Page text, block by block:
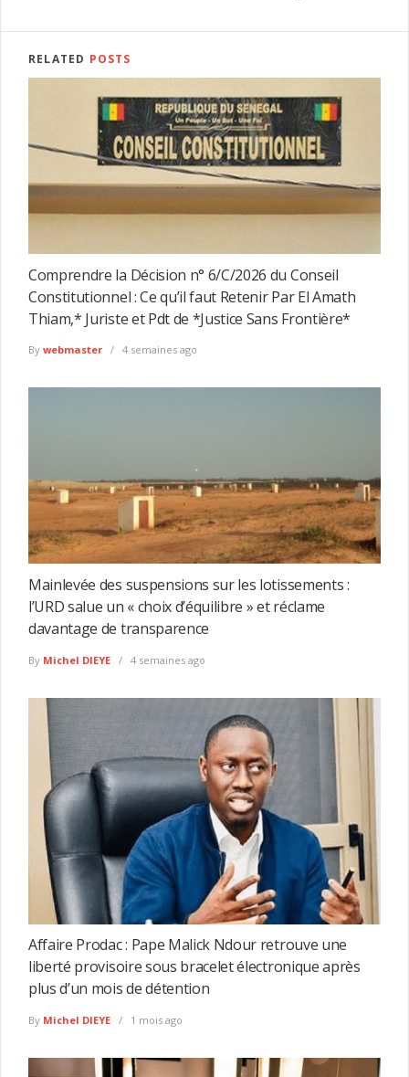
RELATED POSTS
Comprendre la Décision n° 6/C/2026 du Conseil
Constitutionnel : Ce qu’il faut Retenir Par El Amath
Thiam,* Juriste et Pdt de *Justice Sans Frontière*
By webmaster 4 semaines ago
Mainlevée des suspensions sur les lotissements :
l’URD salue un « choix d’équilibre » et réclame
davantage de transparence
By Michel DIEYE 4 semaines ago
Affaire Prodac : Pape Malick Ndour retrouve une
liberté provisoire sous bracelet électronique après
plus d’un mois de détention
By Michel DIEYE 1 mois ago